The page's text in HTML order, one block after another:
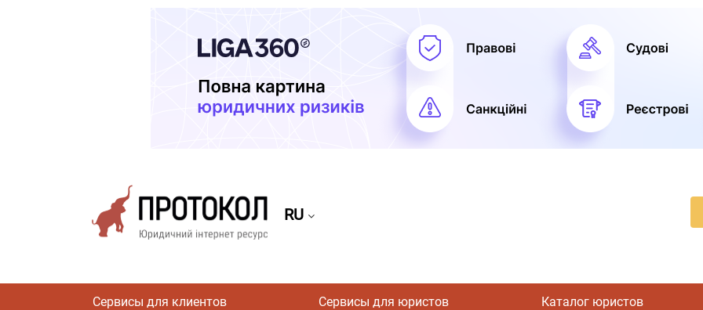
RU
Сервисы для клиентов Сервисы для юристов Каталог юристов